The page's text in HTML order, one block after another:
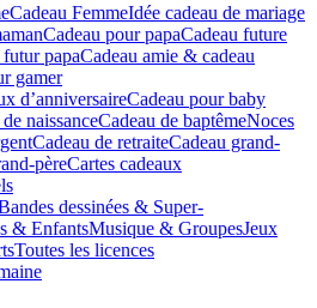
Cadeau FemmeIdée cadeau de mariage​
Cadeau pour papaCadeau future
papaCadeau amie & cadeau
gamer
d’anniversaireCadeau pour baby
naissanceCadeau de baptêmeNoces
Cadeau de retraiteCadeau grand-
pèreCartes cadeaux
dessinées & Super-
& EnfantsMusique & GroupesJeux
Toutes les licences